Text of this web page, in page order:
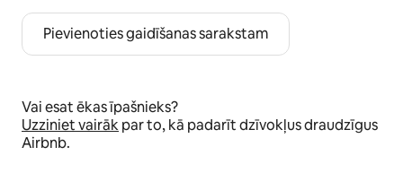
Pievienoties gaidīšanas sarakstam
Vai esat ēkas īpašnieks?
Uzziniet vairākpar to, kā padarīt dzīvokļus draudzīgus
Airbnb.